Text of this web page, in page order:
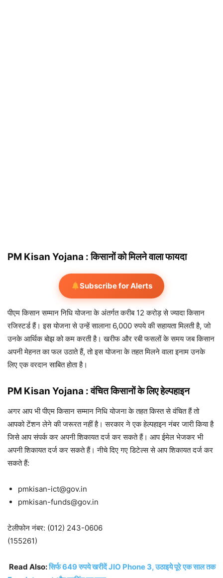
PM Kisan Yojana : किसानों को मिलने वाला फायदा
Subscribe for Alerts
पीएम किसान सम्मान निधि योजना के अंतर्गत करीब 12 करोड़ से ज्यादा किसान
रजिस्टर्ड हैं। इस योजना से उन्हें सालाना 6,000 रुपये की सहायता मिलती है, जो
उनके आर्थिक बोझ को कम करती है। खरीफ और रबी फसलों के समय जब किसान
अपनी मेहनत का फल उठाते हैं, तो इस योजना के तहत मिलने वाला इनाम उनके
लिए एक वरदान साबित होता है।
PM Kisan Yojana : वंचित किसानों के लिए हेल्पहाइन
अगर आप भी पीएम किसान सम्मान निधि योजना के तहत किस्त से वंचित हैं तो
आपको टेंशन लेने की जरूरत नहीं है। सरकार ने एक हेल्पहाइन नंबर जारी किया है
जिसे आप संपर्क कर अपनी शिकायत दर्ज कर सकते हैं। आप ईमेल भेजकर भी
अपनी शिकायत दर्ज कर सकते हैं। नीचे दिए गए डिटेल्स से आप शिकायत दर्ज कर
सकते हैं:
pmkisan-ict@gov.in
pmkisan-funds@gov.in
टेलीफोन नंबर: (012) 243-0606
(155261)
Read Also:सिर्फ 649 रुपये खरीदें JIO Phone 3, उठाइये पूरे एक साल तक